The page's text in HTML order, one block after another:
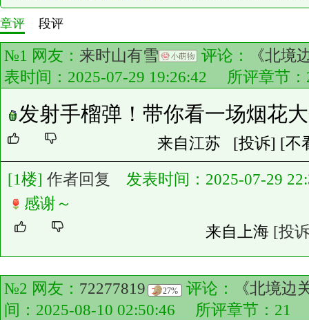
章评 段评
№1 网友： 来时山有雪 评论：
《北境
表时间：2025-07-29 19:26:42 所评章节：
发射手榴弹！带你看一场烟花
来自江苏 [投诉] [不
[1楼] 作者回复
发表时间：2025-07-29
感谢～
来自上海 [投
№2 网友： 72277819 27% 评论：
《北境边
间：2025-08-10 02:50:46 所评章节： 21